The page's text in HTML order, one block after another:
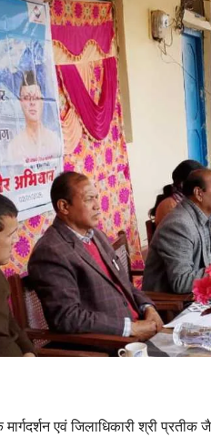
एवं जिलाधिकारी श्री